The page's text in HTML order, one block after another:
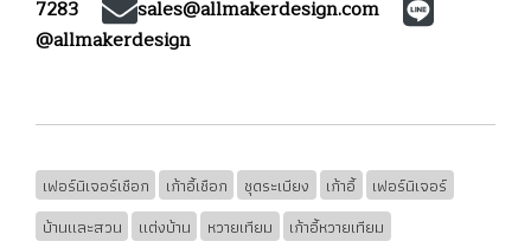
7283
sales@allmakerdesign.com
@allmakerdesign
เฟอร์นิเจอร์เชือก เก้าอี้เชือก ชุดระเบียง เก้าอี้
เฟอร์นิเจอร์
บ้านและสวน
แต่งบ้าน หวายเทียม เก้าอี้หวายเทียม